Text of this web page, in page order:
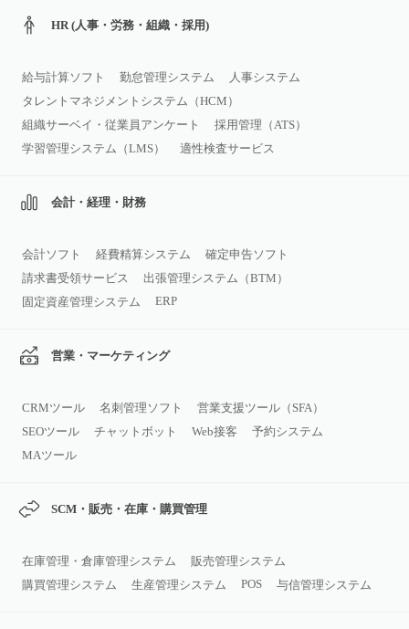
HR (人事・労務・組織・採用)
給与計算ソフト 勤怠管理システム
人事システム
タレントマネジメントシステム（HCM）
組織サーベイ・従業員アンケート
採用管理（ATS）
学習管理システム（LMS）
適性検査サービス
会計・経理・財務
会計ソフト 経費精算システム
確定申告ソフト
請求書受領サービス
出張管理システム（BTM）
固定資産管理システム
ERP
営業・マーケティング
CRMツール 名刺管理ソフト
営業支援ツール（SFA）
SEOツール
チャットボット Web接客
予約システム
MAツール
SCM・販売・在庫・購買管理
在庫管理・倉庫管理システム
販売管理システム
購買管理システム
生産管理システム POS 与信管理システム